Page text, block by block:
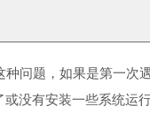
问题，如果是第一次
没有安装一些系统运